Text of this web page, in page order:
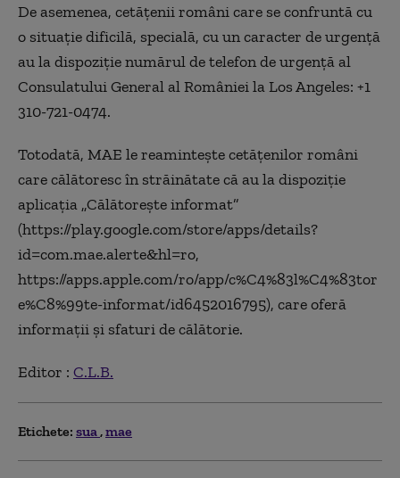
De asemenea, cetăţenii români care se confruntă cu
o situaţie dificilă, specială, cu un caracter de urgenţă
au la dispoziţie numărul de telefon de urgenţă al
Consulatului General al României la Los Angeles: +1
310-721-0474.
Totodată, MAE le reaminteşte cetăţenilor români
care călătoresc în străinătate că au la dispoziţie
aplicaţia „Călătoreşte informat”
(https://play.google.com/store/apps/details?
id=com.mae.alerte&hl=ro,
https://apps.apple.com/ro/app/c%C4%83l%C4%83tor
e%C8%99te-informat/id6452016795), care oferă
informaţii şi sfaturi de călătorie.
Editor : C.L.B.
Etichete: sua mae